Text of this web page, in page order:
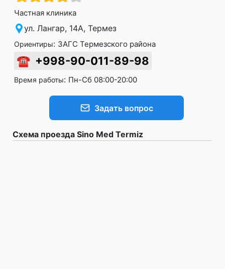
Частная клиника
ул. Лангар, 14А, Термез
Ориентиры: ЗАГС Термезского района
☎ +998-90-011-89-98
Время работы: Пн-Сб 08:00-20:00
Задать вопрос
Схема проезда Sino Med Termiz